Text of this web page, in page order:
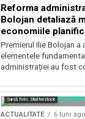
Reforma
Bolojan detaliază
economiile
Premierul Ilie Bolojan a
elementele
administrației au fost
Sursă foto: Shutterstock
ACTUALITATE 6 luni ago